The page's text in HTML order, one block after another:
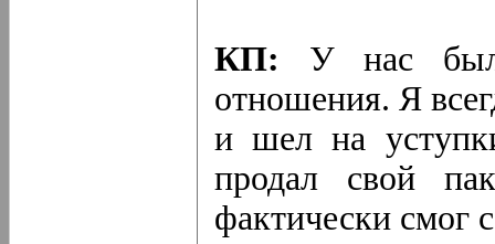
КП: У нас
отношения. Я
и шел на
продал свой
фактически смог